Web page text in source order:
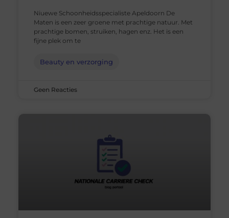
Niuewe Schoonheidsspecialiste Apeldoorn De
Maten is een zeer groene met prachtige natuur. Met
prachtige bomen, struiken, hagen enz. Het is een
fijne plek om te
Beauty en verzorging
Geen Reacties